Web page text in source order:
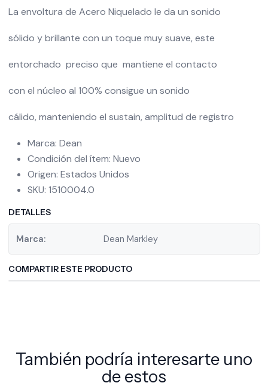
La envoltura de Acero Niquelado le da un sonido
sólido y brillante con un toque muy suave, este
entorchado preciso que mantiene el contacto
con el núcleo al 100% consigue un sonido
cálido, manteniendo el sustain, amplitud de registro
Marca: Dean
Condición del ítem: Nuevo
Origen: Estados Unidos
SKU: 1510004.0
DETALLES
Marca: Dean Markley
COMPARTIR ESTE PRODUCTO
También podría interesarte uno
de estos